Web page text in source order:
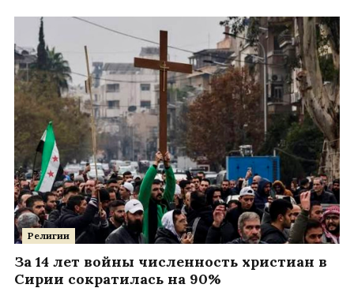
Религии
За 14 лет войны численность христиан в
Сирии сократилась на 90%